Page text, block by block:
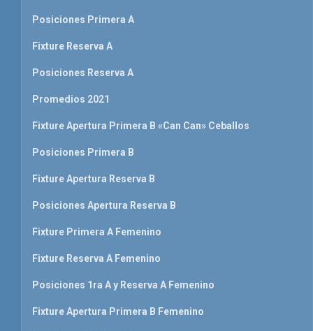
Posiciones Primera A
Fixture Reserva A
Posiciones Reserva A
Promedios 2021
Fixture Apertura Primera B «Can Can» Ceballos
Posiciones Primera B
Fixture Apertura Reserva B
Posiciones Apertura Reserva B
Fixture Primera A Femenino
Fixture Reserva A Femenino
Posiciones 1ra A y Reserva A Femenino
Fixture Apertura Primera B Femenino